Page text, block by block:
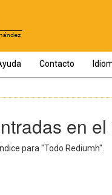
Contacto
en
para "Todo Rediumh".